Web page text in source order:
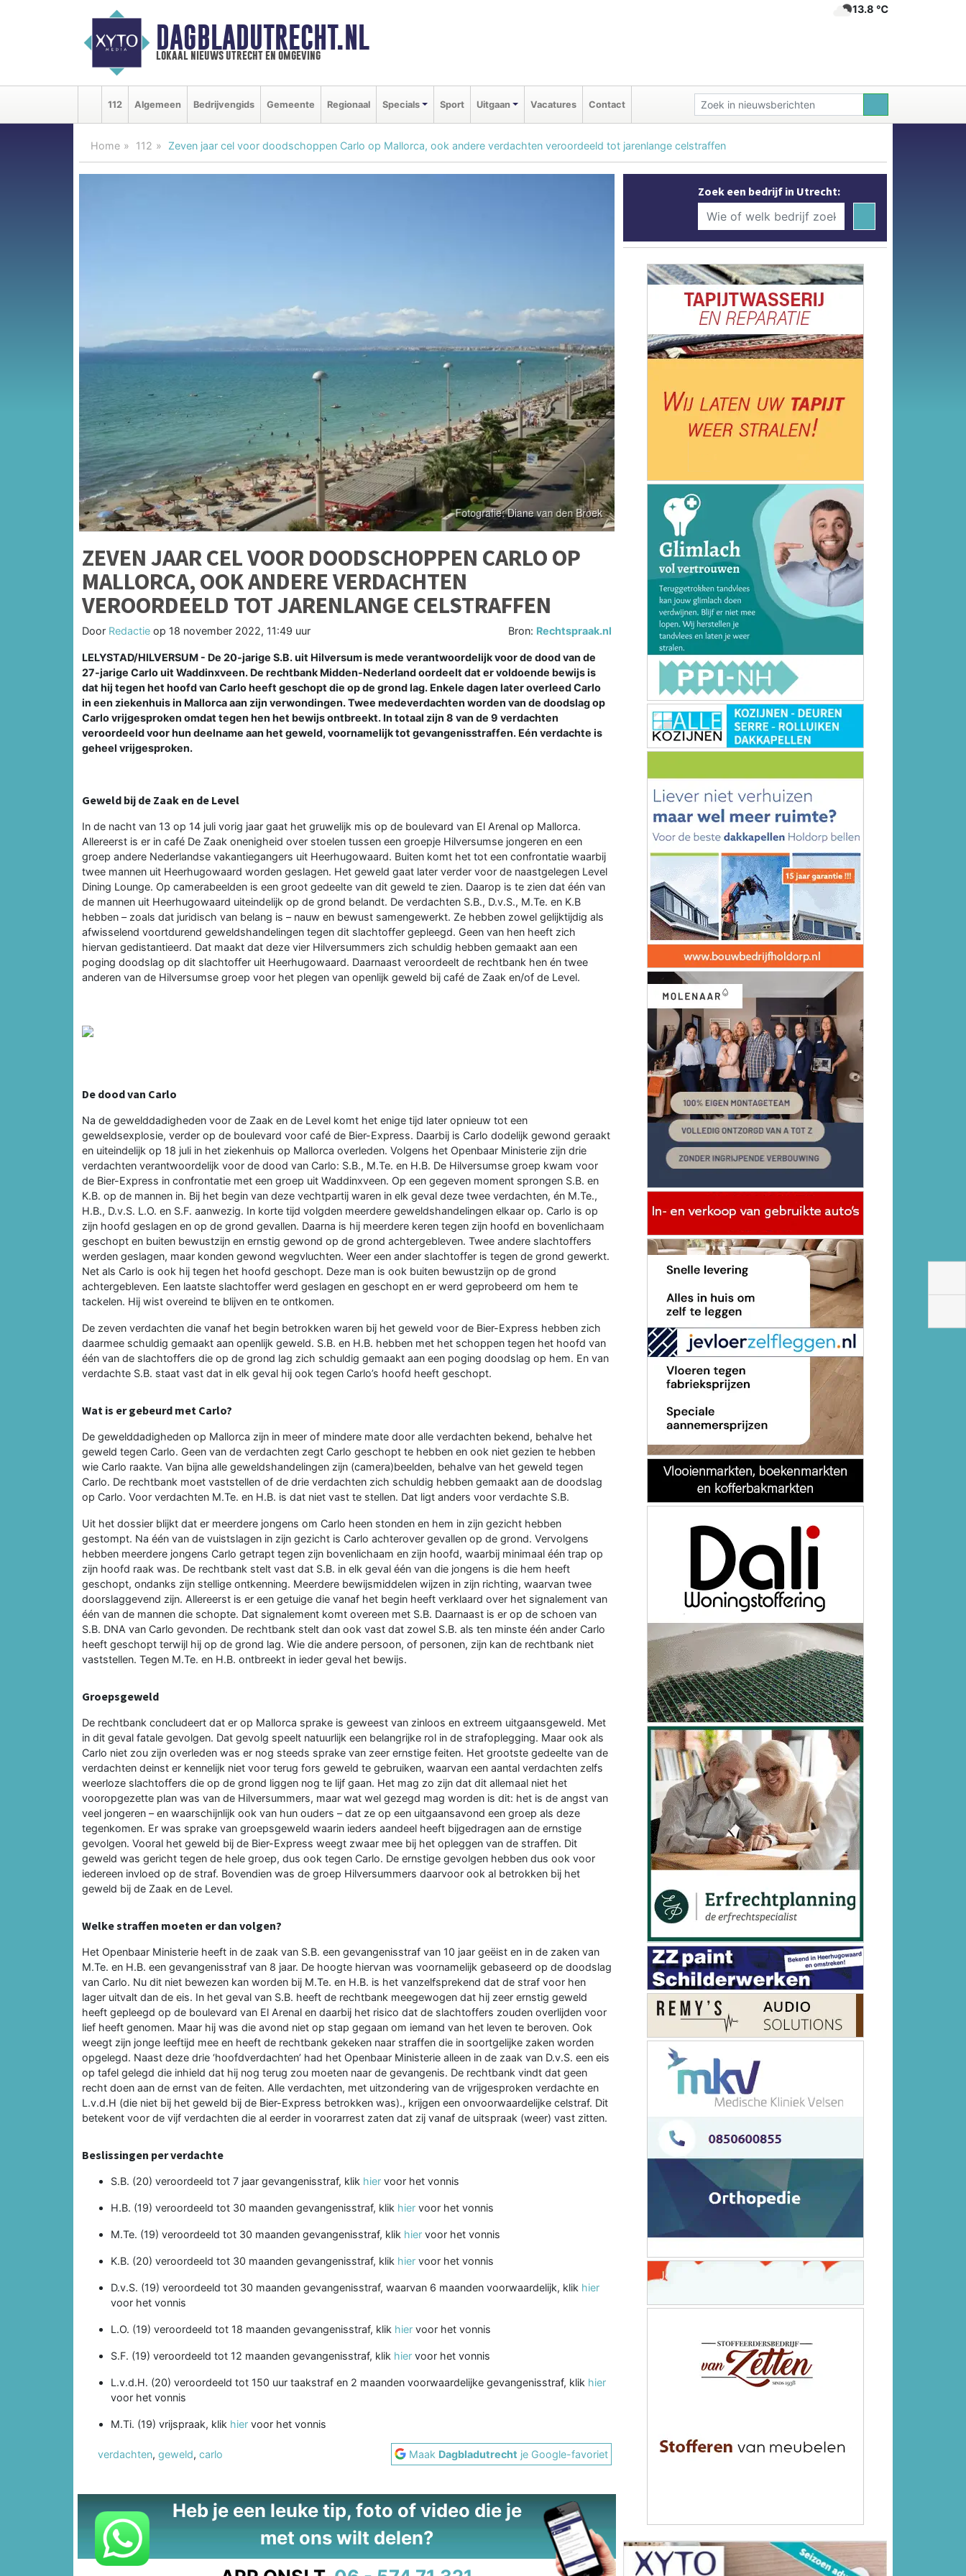
DAGBLADUTRECHT.NL
lokaal nieuws utrecht en omgeving
13.8 ℃
112 Algemeen Bedrijvengids Gemeente Regionaal Specials Sport Uitgaan Vacatures Contact
Home 112 Zeven jaar cel voor doodschoppen Carlo op Mallorca, ook andere verdachten veroordeeld tot jarenlange celstraffen
ZEVEN JAAR CEL VOOR DOODSCHOPPEN CARLO OP
MALLORCA, OOK ANDERE VERDACHTEN
VEROORDEELD TOT JARENLANGE CELSTRAFFEN
Door Redactie op 18 november 2022, 11:49 uur Bron: Rechtspraak.nl
LELYSTAD/HILVERSUM - De 20-jarige S.B. uit Hilversum is mede verantwoordelijk voor de dood van de
27-jarige Carlo uit Waddinxveen. De rechtbank Midden-Nederland oordeelt dat er voldoende bewijs is
dat hij tegen het hoofd van Carlo heeft geschopt die op de grond lag. Enkele dagen later overleed Carlo
in een ziekenhuis in Mallorca aan zijn verwondingen. Twee medeverdachten worden van de doodslag op
Carlo vrijgesproken omdat tegen hen het bewijs ontbreekt. In totaal zijn 8 van de 9 verdachten
veroordeeld voor hun deelname aan het geweld, voornamelijk tot gevangenisstraffen. Eén verdachte is
geheel vrijgesproken.
Geweld bij de Zaak en de Level
In de nacht van 13 op 14 juli vorig jaar gaat het gruwelijk mis op de boulevard van El Arenal op Mallorca.
Allereerst is er in café De Zaak onenigheid over stoelen tussen een groepje Hilversumse jongeren en een
groep andere Nederlandse vakantiegangers uit Heerhugowaard. Buiten komt het tot een confrontatie waarbij
twee mannen uit Heerhugowaard worden geslagen. Het geweld gaat later verder voor de naastgelegen Level
Dining Lounge. Op camerabeelden is een groot gedeelte van dit geweld te zien. Daarop is te zien dat één van
de mannen uit Heerhugowaard uiteindelijk op de grond belandt. De verdachten S.B., D.v.S., M.Te. en K.B
hebben – zoals dat juridisch van belang is – nauw en bewust samengewerkt. Ze hebben zowel gelijktijdig als
afwisselend voortdurend geweldshandelingen tegen dit slachtoffer gepleegd. Geen van hen heeft zich
hiervan gedistantieerd. Dat maakt dat deze vier Hilversummers zich schuldig hebben gemaakt aan een
poging doodslag op dit slachtoffer uit Heerhugowaard. Daarnaast veroordeelt de rechtbank hen én twee
anderen van de Hilversumse groep voor het plegen van openlijk geweld bij café de Zaak en/of de Level.
De dood van Carlo
Na de gewelddadigheden voor de Zaak en de Level komt het enige tijd later opnieuw tot een
geweldsexplosie, verder op de boulevard voor café de Bier-Express. Daarbij is Carlo dodelijk gewond geraakt
en uiteindelijk op 18 juli in het ziekenhuis op Mallorca overleden. Volgens het Openbaar Ministerie zijn drie
verdachten verantwoordelijk voor de dood van Carlo: S.B., M.Te. en H.B. De Hilversumse groep kwam voor
de Bier-Express in confrontatie met een groep uit Waddinxveen. Op een gegeven moment sprongen S.B. en
K.B. op de mannen in. Bij het begin van deze vechtpartij waren in elk geval deze twee verdachten, én M.Te.,
H.B., D.v.S. L.O. en S.F. aanwezig. In korte tijd volgden meerdere geweldshandelingen elkaar op. Carlo is op
zijn hoofd geslagen en op de grond gevallen. Daarna is hij meerdere keren tegen zijn hoofd en bovenlichaam
geschopt en buiten bewustzijn en ernstig gewond op de grond achtergebleven. Twee andere slachtoffers
werden geslagen, maar konden gewond wegvluchten. Weer een ander slachtoffer is tegen de grond gewerkt.
Net als Carlo is ook hij tegen het hoofd geschopt. Deze man is ook buiten bewustzijn op de grond
achtergebleven. Een laatste slachtoffer werd geslagen en geschopt en er werd geprobeerd om hem te
tackelen. Hij wist overeind te blijven en te ontkomen.
De zeven verdachten die vanaf het begin betrokken waren bij het geweld voor de Bier-Express hebben zich
daarmee schuldig gemaakt aan openlijk geweld. S.B. en H.B. hebben met het schoppen tegen het hoofd van
één van de slachtoffers die op de grond lag zich schuldig gemaakt aan een poging doodslag op hem. En van
verdachte S.B. staat vast dat in elk geval hij ook tegen Carlo’s hoofd heeft geschopt.
Wat is er gebeurd met Carlo?
De gewelddadigheden op Mallorca zijn in meer of mindere mate door alle verdachten bekend, behalve het
geweld tegen Carlo. Geen van de verdachten zegt Carlo geschopt te hebben en ook niet gezien te hebben
wie Carlo raakte. Van bijna alle geweldshandelingen zijn (camera)beelden, behalve van het geweld tegen
Carlo. De rechtbank moet vaststellen of de drie verdachten zich schuldig hebben gemaakt aan de doodslag
op Carlo. Voor verdachten M.Te. en H.B. is dat niet vast te stellen. Dat ligt anders voor verdachte S.B.
Uit het dossier blijkt dat er meerdere jongens om Carlo heen stonden en hem in zijn gezicht hebben
gestompt. Na één van de vuistslagen in zijn gezicht is Carlo achterover gevallen op de grond. Vervolgens
hebben meerdere jongens Carlo getrapt tegen zijn bovenlichaam en zijn hoofd, waarbij minimaal één trap op
zijn hoofd raak was. De rechtbank stelt vast dat S.B. in elk geval één van die jongens is die hem heeft
geschopt, ondanks zijn stellige ontkenning. Meerdere bewijsmiddelen wijzen in zijn richting, waarvan twee
doorslaggevend zijn. Allereerst is er een getuige die vanaf het begin heeft verklaard over het signalement van
één van de mannen die schopte. Dat signalement komt overeen met S.B. Daarnaast is er op de schoen van
S.B. DNA van Carlo gevonden. De rechtbank stelt dan ook vast dat zowel S.B. als ten minste één ander Carlo
heeft geschopt terwijl hij op de grond lag. Wie die andere persoon, of personen, zijn kan de rechtbank niet
vaststellen. Tegen M.Te. en H.B. ontbreekt in ieder geval het bewijs.
Groepsgeweld
De rechtbank concludeert dat er op Mallorca sprake is geweest van zinloos en extreem uitgaansgeweld. Met
in dit geval fatale gevolgen. Dat gevolg speelt natuurlijk een belangrijke rol in de strafoplegging. Maar ook als
Carlo niet zou zijn overleden was er nog steeds sprake van zeer ernstige feiten. Het grootste gedeelte van de
verdachten deinst er kennelijk niet voor terug fors geweld te gebruiken, waarvan een aantal verdachten zelfs
weerloze slachtoffers die op de grond liggen nog te lijf gaan. Het mag zo zijn dat dit allemaal niet het
vooropgezette plan was van de Hilversummers, maar wat wel gezegd mag worden is dit: het is de angst van
veel jongeren – en waarschijnlijk ook van hun ouders – dat ze op een uitgaansavond een groep als deze
tegenkomen. Er was sprake van groepsgeweld waarin ieders aandeel heeft bijgedragen aan de ernstige
gevolgen. Vooral het geweld bij de Bier-Express weegt zwaar mee bij het opleggen van de straffen. Dit
geweld was gericht tegen de hele groep, dus ook tegen Carlo. De ernstige gevolgen hebben dus ook voor
iedereen invloed op de straf. Bovendien was de groep Hilversummers daarvoor ook al betrokken bij het
geweld bij de Zaak en de Level.
Welke straffen moeten er dan volgen?
Het Openbaar Ministerie heeft in de zaak van S.B. een gevangenisstraf van 10 jaar geëist en in de zaken van
M.Te. en H.B. een gevangenisstraf van 8 jaar. De hoogte hiervan was voornamelijk gebaseerd op de doodslag
van Carlo. Nu dit niet bewezen kan worden bij M.Te. en H.B. is het vanzelfsprekend dat de straf voor hen
lager uitvalt dan de eis. In het geval van S.B. heeft de rechtbank meegewogen dat hij zeer ernstig geweld
heeft gepleegd op de boulevard van El Arenal en daarbij het risico dat de slachtoffers zouden overlijden voor
lief heeft genomen. Maar hij was die avond niet op stap gegaan om iemand van het leven te beroven. Ook
weegt zijn jonge leeftijd mee en heeft de rechtbank gekeken naar straffen die in soortgelijke zaken worden
opgelegd. Naast deze drie ‘hoofdverdachten’ had het Openbaar Ministerie alleen in de zaak van D.v.S. een eis
op tafel gelegd die inhield dat hij nog terug zou moeten naar de gevangenis. De rechtbank vindt dat geen
recht doen aan de ernst van de feiten. Alle verdachten, met uitzondering van de vrijgesproken verdachte en
L.v.d.H (die niet bij het geweld bij de Bier-Express betrokken was)., krijgen een onvoorwaardelijke celstraf. Dit
betekent voor de vijf verdachten die al eerder in voorarrest zaten dat zij vanaf de uitspraak (weer) vast zitten.
Beslissingen per verdachte
S.B. (20) veroordeeld tot 7 jaar gevangenisstraf, klik hier voor het vonnis
H.B. (19) veroordeeld tot 30 maanden gevangenisstraf, klik hier voor het vonnis
M.Te. (19) veroordeeld tot 30 maanden gevangenisstraf, klik hier voor het vonnis
K.B. (20) veroordeeld tot 30 maanden gevangenisstraf, klik hier voor het vonnis
D.v.S. (19) veroordeeld tot 30 maanden gevangenisstraf, waarvan 6 maanden voorwaardelijk, klik hier
voor het vonnis
L.O. (19) veroordeeld tot 18 maanden gevangenisstraf, klik hier voor het vonnis
S.F. (19) veroordeeld tot 12 maanden gevangenisstraf, klik hier voor het vonnis
L.v.d.H. (20) veroordeeld tot 150 uur taakstraf en 2 maanden voorwaardelijke gevangenisstraf, klik hier
voor het vonnis
M.Ti. (19) vrijspraak, klik hier voor het vonnis
verdachten, geweld, carlo Maak Dagbladutrecht je Google-favoriet
Heb je een leuke tip, foto of video die je
met ons wilt delen?
Zoek een bedrijf in Utrecht: